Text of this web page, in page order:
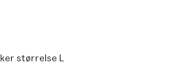
størrelse L